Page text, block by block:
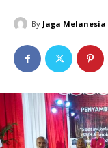
By Jaga Melanesia